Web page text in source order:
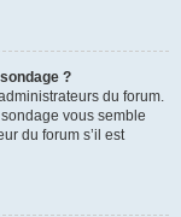
?
du forum.
vous semble
du forum s’il est